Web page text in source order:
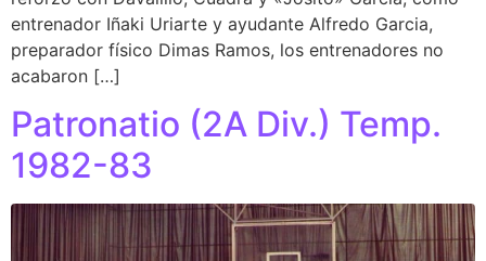
entrenador Iñaki Uriarte y ayudante Alfredo Garcia,
preparador físico Dimas Ramos, los entrenadores no
acabaron […]
Patronatio (2A Div.) Temp.
1982-83